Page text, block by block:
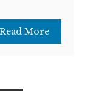
Read More